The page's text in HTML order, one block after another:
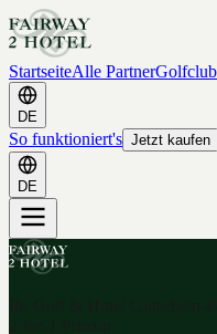
StartseiteAlle Partner
DE
So funktioniert's Jetzt kaufen
DE